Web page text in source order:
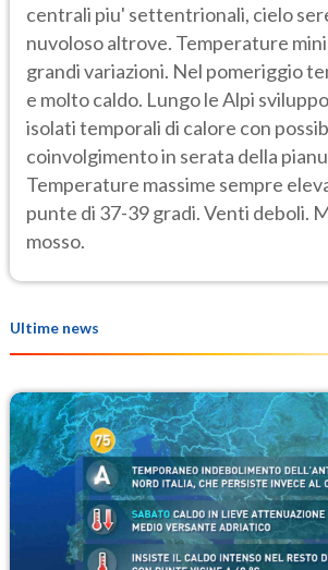
centrali piu' settentrionali, cielo
nuvoloso altrove. Temperature
grandi variazioni. Nel pomeriggio
e molto caldo. Lungo le Alpi
isolati temporali di calore con
coinvolgimento in serata della
Temperature massime sempre
punte di 37-39 gradi. Venti deboli.
mosso.
Ultime news